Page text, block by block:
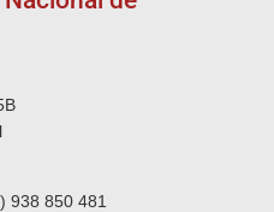
938 850 481